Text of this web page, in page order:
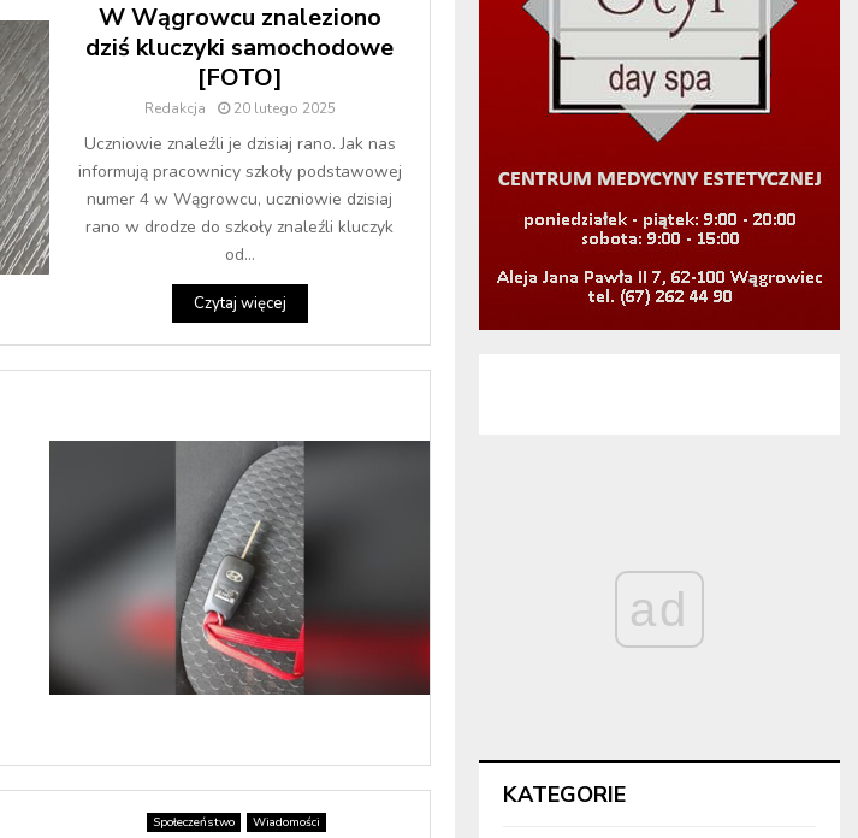
W Wągrowcu znaleziono
dziś kluczyki samochodowe
[FOTO]
Redakcja 20 lutego 2025
Uczniowie znaleźli je dzisiaj rano. Jak nas
informują pracownicy szkoły podstawowej
numer 4 w Wągrowcu, uczniowie dzisiaj
rano w drodze do szkoły znaleźli kluczyk
od...
Czytaj więcej
Społeczeństwo Wiadomości
ad
KATEGORIE